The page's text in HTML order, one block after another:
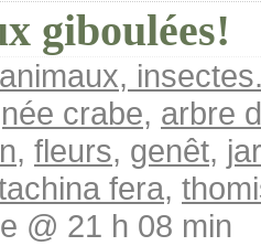
giboulées!
animaux,
crabe, arbre
, fleurs, genêt,
fera,
@ 21 h 08 min